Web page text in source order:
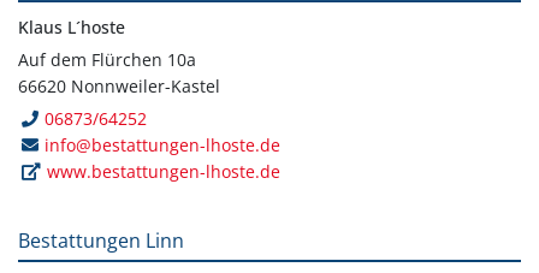
Klaus L´hoste
Auf dem Flürchen 10a
66620 Nonnweiler-Kastel
06873/64252
info@bestattungen-lhoste.de
www.bestattungen-lhoste.de
Bestattungen Linn